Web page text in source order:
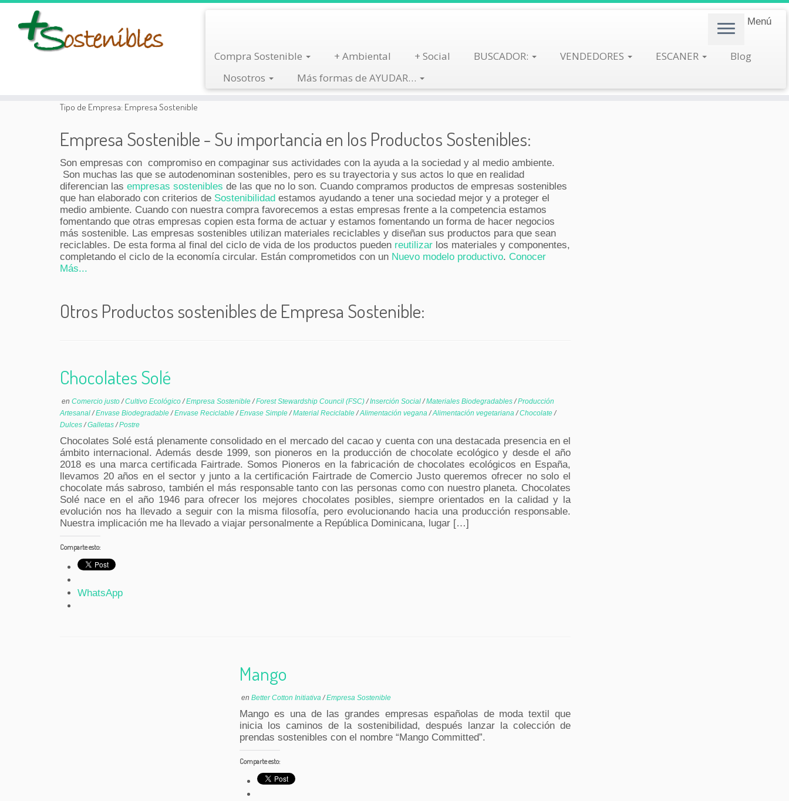
Saltar
contenido
Menú
Compra Sostenible + Ambiental + Social BUSCADOR: VENDEDORES ESCANER
Blog
Nosotros
Más formas de AYUDAR…
Tipo de Empresa: Empresa Sostenible
Empresa Sostenible - Su importancia en los Productos Sostenibles:
Son empresas con compromiso en compaginar sus actividades con la ayuda a la sociedad y al medio ambiente.
Son muchas las que se autodenominan sostenibles, pero es su trayectoria y sus actos lo que en realidad
diferencian las empresas sostenibles de las que no lo son. Cuando compramos productos de empresas sostenibles
que han elaborado con criterios de Sostenibilidad estamos ayudando a tener una sociedad mejor y a proteger el
medio ambiente. Cuando con nuestra compra favorecemos a estas empresas frente a la competencia estamos
fomentando que otras empresas copien esta forma de actuar y estamos fomentando un forma de hacer negocios
más sostenible. Las empresas sostenibles utilizan materiales reciclables y diseñan sus productos para que sean
reciclables. De esta forma al final del ciclo de vida de los productos pueden reutilizar los materiales y componentes,
completando el ciclo de la economía circular. Están comprometidos con un Nuevo modelo productivo. Conocer
Más...
Otros Productos sostenibles de Empresa Sostenible:
Chocolates Solé
en Comercio justo/Cultivo Ecológico/Empresa Sostenible/Forest Stewardship Council (FSC)/Inserción Social/Materiales Biodegradables/Producción
Artesanal/Envase Biodegradable/Envase Reciclable/Envase Simple/Material Reciclable/Alimentación vegana/Alimentación vegetariana/Chocolate/
Dulces/Galletas/Postre
Chocolates Solé está plenamente consolidado en el mercado del cacao y cuenta con una destacada presencia en el
ámbito internacional. Además desde 1999, son pioneros en la producción de chocolate ecológico y desde el año
2018 es una marca certificada Fairtrade. Somos Pioneros en la fabricación de chocolates ecológicos en España,
llevamos 20 años en el sector y junto a la certificación Fairtrade de Comercio Justo queremos ofrecer no solo el
chocolate más sabroso, también el más responsable tanto con las personas como con nuestro planeta. Chocolates
Solé nace en el año 1946 para ofrecer los mejores chocolates posibles, siempre orientados en la calidad y la
evolución nos ha llevado a seguir con la misma filosofía, pero evolucionando hacia una producción responsable.
Nuestra implicación me ha llevado a viajar personalmente a República Dominicana, lugar […]
Comparte esto:
WhatsApp
Mango
enBetter Cotton Initiativa/Empresa Sostenible
Mango es una de las grandes empresas españolas de moda textil que
inicia los caminos de la sostenibilidad, después lanzar la colección de
prendas sostenibles con el nombre “Mango Committed”.
Comparte esto: